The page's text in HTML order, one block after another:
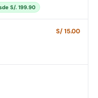
S/. 199.90
S/ 15.00